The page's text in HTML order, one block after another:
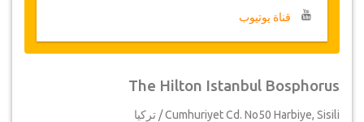
للمرافق على غرار المنتجع، بما في ذلك أحواض السباحة
الداخلية والخارجية، والمطاعم الرائعة، والحمامات التركية،
والمنتجع الصحي، والمرافق المخصصة للأطفال.
قناة يوتيوب
The Hilton Istanbul Bosphorus
Cumhuriyet Cd. No50 Harbiye, Sisili / تركيا